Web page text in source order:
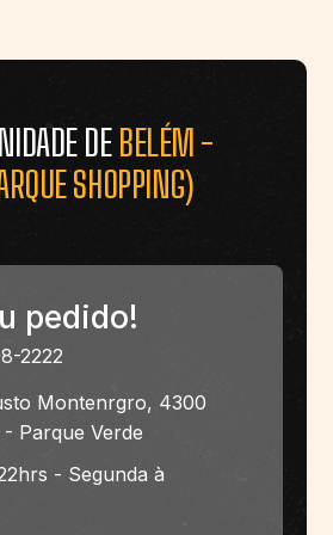
DEBELÉM -
SHOPPING)
pedido!
2222
Montenrgro, 4300
- Parque Verde
- Segunda à